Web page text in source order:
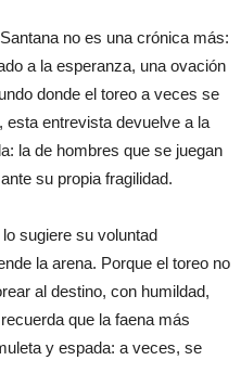
no es una crónica más:
a la esperanza, una ovación
donde el toreo a veces se
entrevista devuelve a la
la de hombres que se juegan
su propia fragilidad.
sugiere su voluntad
la arena. Porque el toreo no
al destino, con humildad,
que la faena más
y espada: a veces, se